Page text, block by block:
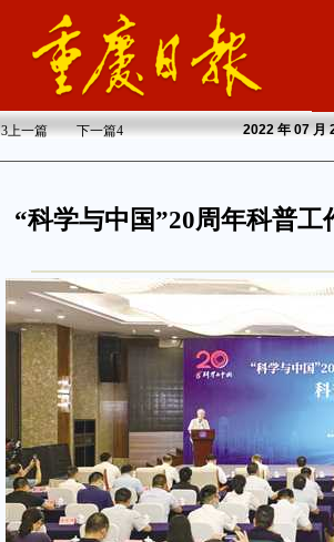
3上一篇 下一篇4 2022年 07
“科学与中国”20周年科普